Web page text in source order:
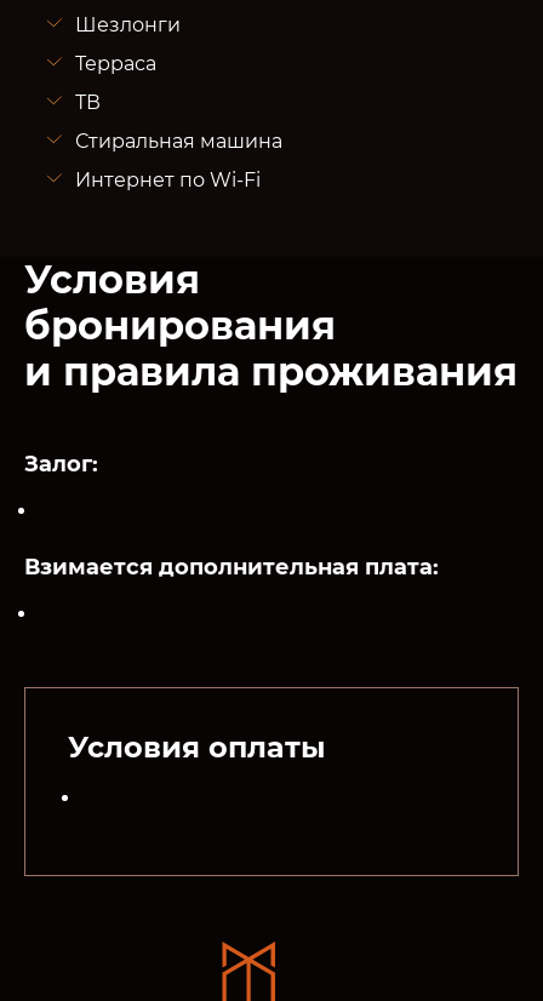
Шезлонги
Терраса
ТВ
Стиральная машина
Интернет по Wi-Fi
Условия
бронирования
и правила проживания
Залог:
Взимается дополнительная плата:
Условия оплаты